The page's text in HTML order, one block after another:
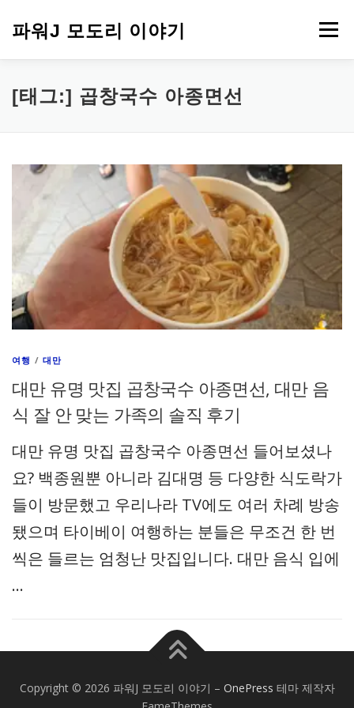
파워J 모도리 이야기 메뉴
여행
[태그:] 곱창국수 아종면선
여행 /대만
대만 유명 맛집 곱창국수 아종면선, 대만 음
식 잘 안 맞는 가족의 솔직 후기
대만 유명 맛집 곱창국수 아종면선 들어보셨나
요? 백종원뿐 아니라 김대명 등 다양한 식도락가
들이 방문했고 우리나라 TV에도 여러 차례 방송
됐으며 타이베이 여행하는 분들은 무조건 한 번
씩은 들르는 엄청난 맛집입니다. 대만 음식 입에
…
Copyright © 2026 파워J 모도리 이야기 – OnePress 테마 제작자